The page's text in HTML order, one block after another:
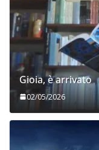
Gioia, è arrivato
02/05/2026